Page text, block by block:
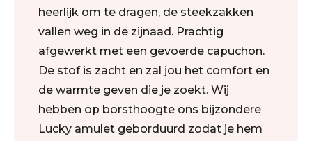
heerlijk om te dragen, de steekzakken
vallen weg in de zijnaad. Prachtig
afgewerkt met een gevoerde capuchon.
De stof is zacht en zal jou het comfort en
de warmte geven die je zoekt. Wij
hebben op borsthoogte ons bijzondere
Lucky amulet geborduurd zodat je hem